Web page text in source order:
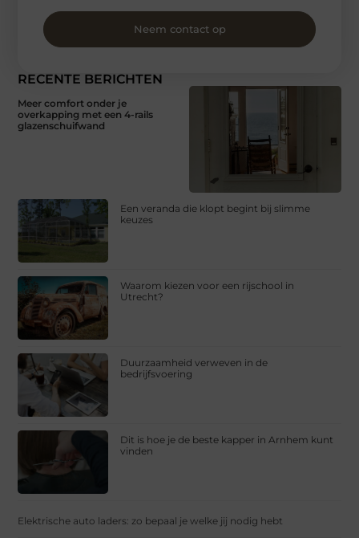
RECENTE BERICHTEN
Meer comfort onder je
overkapping met een 4-rails
glazenschuifwand
Een veranda die klopt begint bij slimme
keuzes
Waarom kiezen voor een rijschool in
Utrecht?
Duurzaamheid verweven in de
bedrijfsvoering
Dit is hoe je de beste kapper in Arnhem kunt
vinden
Elektrische auto laders: zo bepaal je welke jij nodig hebt
Neem contact op